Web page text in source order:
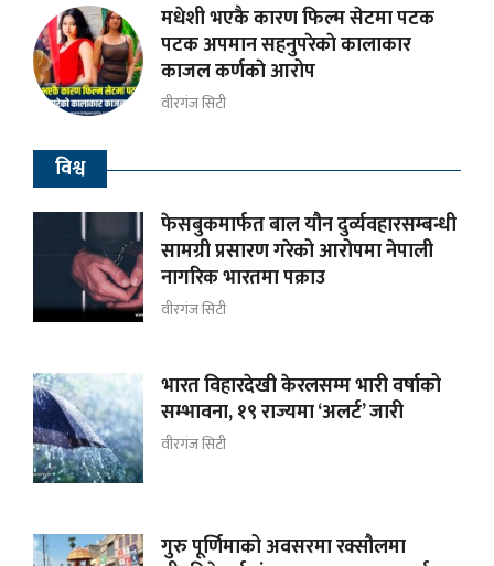
मधेशी भएकै कारण फिल्म सेटमा पटक
पटक अपमान सहनुपरेकाे कालाकार
काजल कर्णकाे आरोप
वीरगंज सिटी
विश्व
फेसबुकमार्फत बाल यौन दुर्व्यवहारसम्बन्धी
सामग्री प्रसारण गरेको आरोपमा नेपाली
नागरिक भारतमा पक्राउ
वीरगंज सिटी
भारत विहारदेखी केरलसम्म भारी वर्षाको
सम्भावना, १९ राज्यमा ‘अलर्ट’ जारी
वीरगंज सिटी
गुरु पूर्णिमाको अवसरमा रक्सौलमा